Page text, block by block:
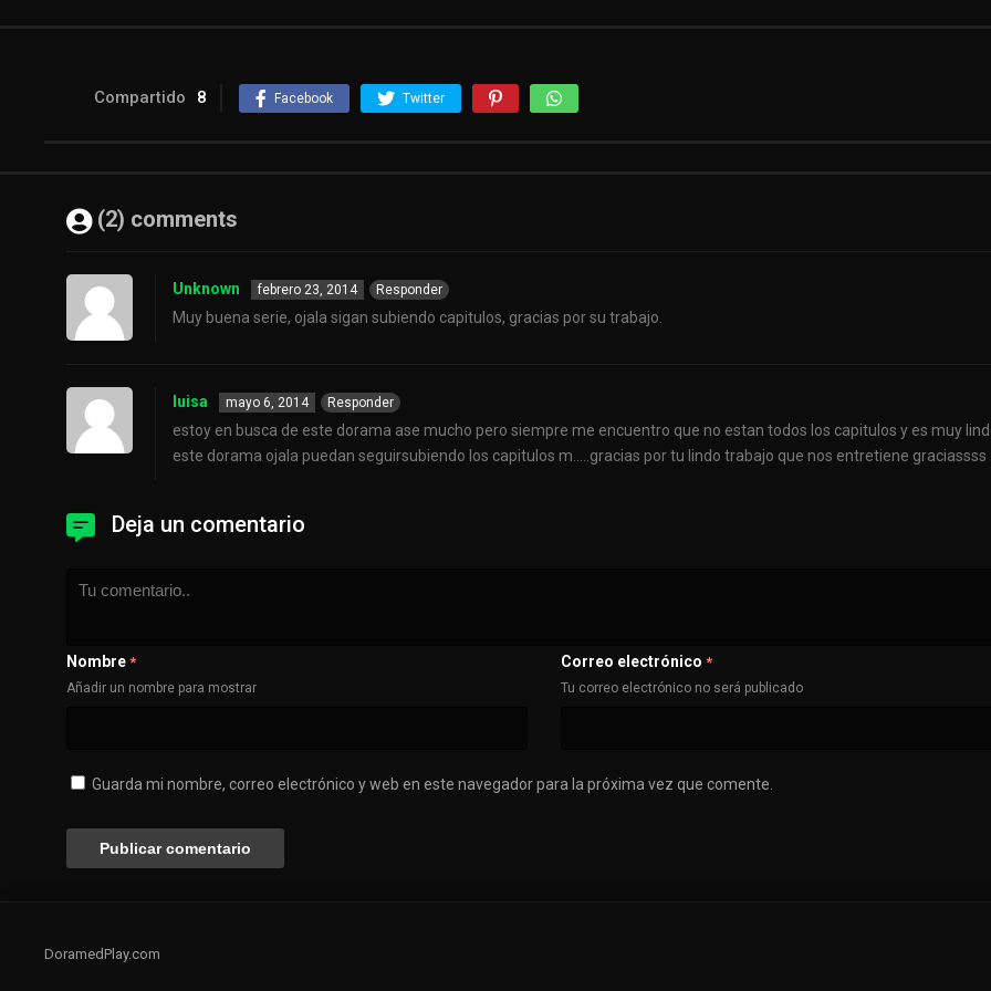
Compartido 8 Facebook Twitter
(2) comments
Unknown febrero 23, 2014 Responder
Muy buena serie, ojala sigan subiendo capitulos, gracias por su trabajo.
luisa mayo 6, 2014 Responder
estoy en busca de este dorama ase mucho pero siempre me encuentro que no estan todos los capitulos y es muy
este dorama ojala puedan seguirsubiendo los capitulos m…..gracias por tu lindo trabajo que nos entretiene graciassss
Deja un comentario
Nombre *
Añadir un nombre para mostrar
Correo electrónico *
Tu correo electrónico no será publicado
Guarda mi nombre, correo electrónico y web en este navegador para la próxima vez que comente.
DoramedPlay.com